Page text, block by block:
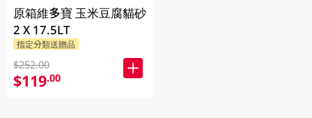
原箱維多寶 玉米豆腐貓砂
2 X 17.5LT
指定分類送贈品
$252.00
$119.00